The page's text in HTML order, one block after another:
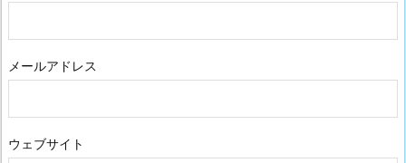
メールアドレス
ウェブサイト